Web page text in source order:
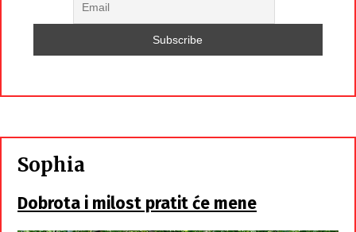
Sophia
Dobrota i milost pratit će mene